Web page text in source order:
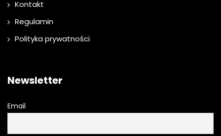
Kontakt
Regulamin
Polityka prywatności
Newsletter
Email